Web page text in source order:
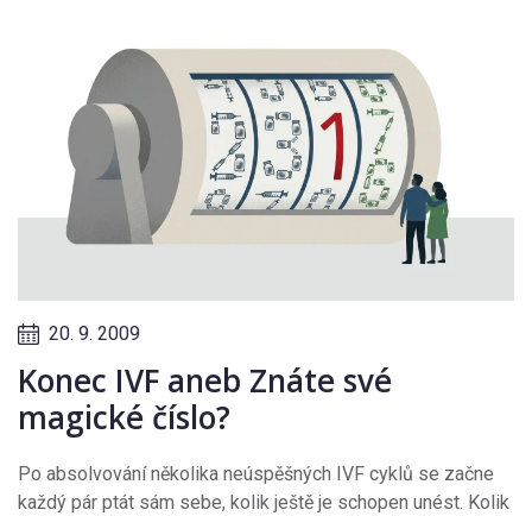
20. 9. 2009
Konec IVF aneb Znáte své
magické číslo?
Po absolvování několika neúspěšných IVF cyklů se začne
každý pár ptát sám sebe, kolik ještě je schopen unést. Kolik